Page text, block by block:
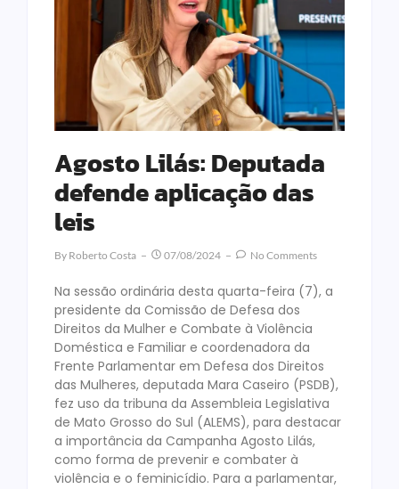
Agosto Lilás: Deputada
defende aplicação das
leis
By Roberto Costa 07/08/2024 No Comments
Na sessão ordinária desta quarta-feira (7), a
presidente da Comissão de Defesa dos
Direitos da Mulher e Combate à Violência
Doméstica e Familiar e coordenadora da
Frente Parlamentar em Defesa dos Direitos
das Mulheres, deputada Mara Caseiro (PSDB),
fez uso da tribuna da Assembleia Legislativa
de Mato Grosso do Sul (ALEMS), para destacar
a importância da Campanha Agosto Lilás,
como forma de prevenir e combater à
violência e o feminicídio. Para a parlamentar,